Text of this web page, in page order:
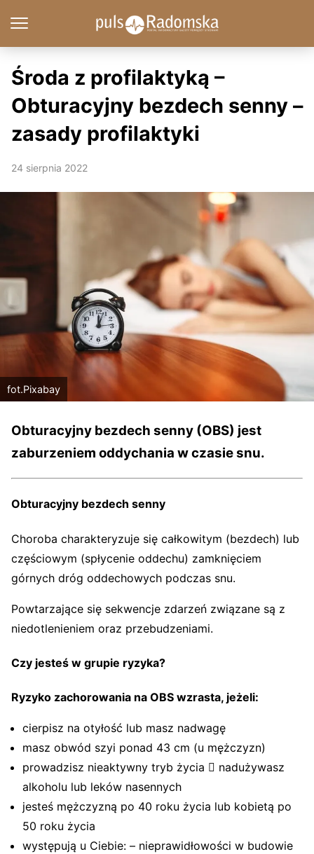
Środa z profilaktyką –
Obturacyjny bezdech senny –
zasady profilaktyki
24 sierpnia 2022
fot.Pixabay
Obturacyjny bezdech senny (OBS) jest
zaburzeniem oddychania w czasie snu.
Obturacyjny bezdech senny
Choroba charakteryzuje się całkowitym (bezdech) lub
częściowym (spłycenie oddechu) zamknięciem
górnych dróg oddechowych podczas snu.
Powtarzające się sekwencje zdarzeń związane są z
niedotlenieniem oraz przebudzeniami.
Czy jesteś w grupie ryzyka?
Ryzyko zachorowania na OBS wzrasta, jeżeli:
cierpisz na otyłość lub masz nadwagę
masz obwód szyi ponad 43 cm (u mężczyzn)
prowadzisz nieaktywny tryb życia  nadużywasz
alkoholu lub leków nasennych
jesteś mężczyzną po 40 roku życia lub kobietą po
50 roku życia
występują u Ciebie: – nieprawidłowości w budowie